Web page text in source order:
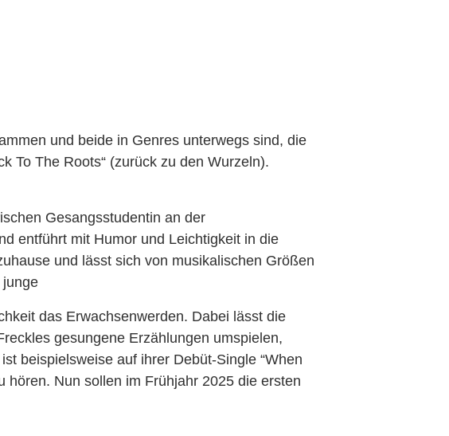
und beide in Genres unterwegs sind, die
To The Roots“ (zurück zu den Wurzeln).
Gesangsstudentin an der
entführt mit Humor und Leichtigkeit in die
und lässt sich von musikalischen Größen
das Erwachsenwerden. Dabei lässt die
gesungene Erzählungen umspielen,
beispielsweise auf ihrer Debüt-Single “When
hören. Nun sollen im Frühjahr 2025 die ersten